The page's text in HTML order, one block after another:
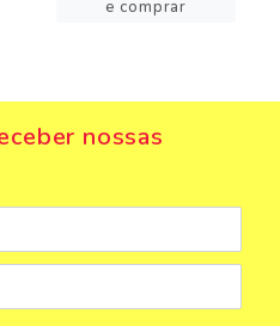
e comprar
nossas